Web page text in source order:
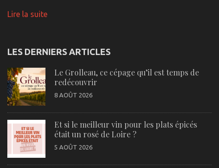
Lire la suite
LES DERNIERS ARTICLES
Le Grolleau, ce cépage qu’il est temps de
redécouvrir
8 AOÛT 2026
Et si le meilleur vin pour les plats épicés
était un rosé de Loire ?
5 AOÛT 2026